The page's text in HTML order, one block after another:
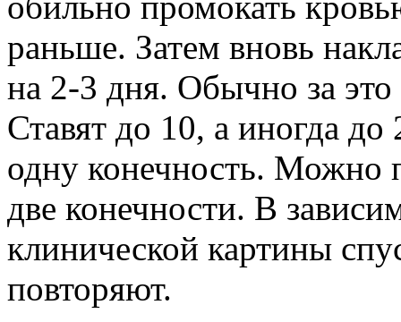
раньше. Затем вновь
на 2-3 дня. Обычно за
Ставят до 10, а иногда
одну конечность. Можно
две конечности. В
клинической картины
повторяют.